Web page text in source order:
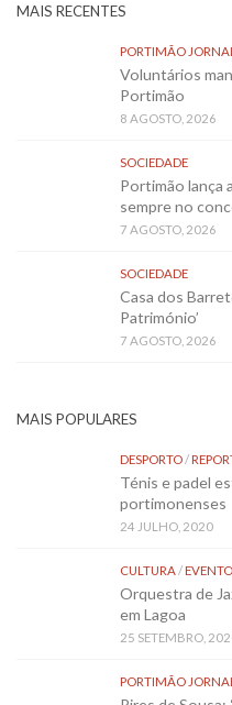
MAIS RECENTES
PORTIMÃO JORNAL
Voluntários
Portimão
8 AGOSTO, 2026
SOCIEDADE
Portimão lança
sempre no
7 AGOSTO, 2026
SOCIEDADE
Casa dos
Património’
7 AGOSTO, 2026
MAIS POPULARES
DESPORTO/
Ténis e padel
portimonenses
24 JULHO, 2020
CULTURA/EVENTO
Orquestra de
em Lagoa
25 SETEMBRO,
PORTIMÃO JORNAL